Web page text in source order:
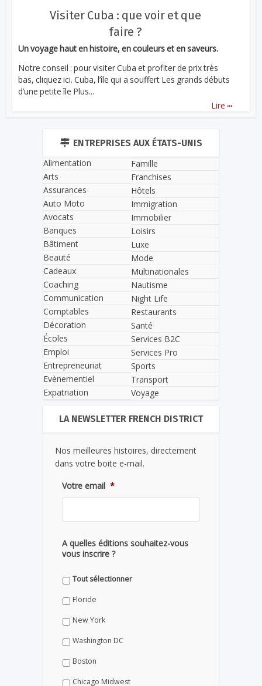
Visiter Cuba : que voir et que
faire ?
Un voyage haut en histoire, en couleurs et en saveurs.
Notre conseil : pour visiter Cuba et profiter de prix très
bas, cliquez ici. Cuba, l’île qui a souffert Les grands débuts
d’une petite île Plus...
Lire ...
ENTREPRISES AUX ÉTATS-UNIS
Alimentation
Arts
Assurances
Auto Moto
Avocats
Banques
Bâtiment
Beauté
Cadeaux
Coaching
Communication
Comptables
Décoration
Écoles
Emploi
Entrepreneuriat
Evènementiel
Expatriation
Famille
Franchises
Hôtels
Immigration
Immobilier
Loisirs
Luxe
Mode
Multinationales
Nautisme
Night Life
Restaurants
Santé
Services B2C
Services Pro
Sports
Transport
Voyage
LA NEWSLETTER FRENCH DISTRICT
Nos meilleures histoires, directement
dans votre boite e-mail.
Votre email *
A quelles éditions souhaitez-vous
vous inscrire ?
Tout sélectionner
Floride
New York
Washington DC
Boston
Chicago Midwest